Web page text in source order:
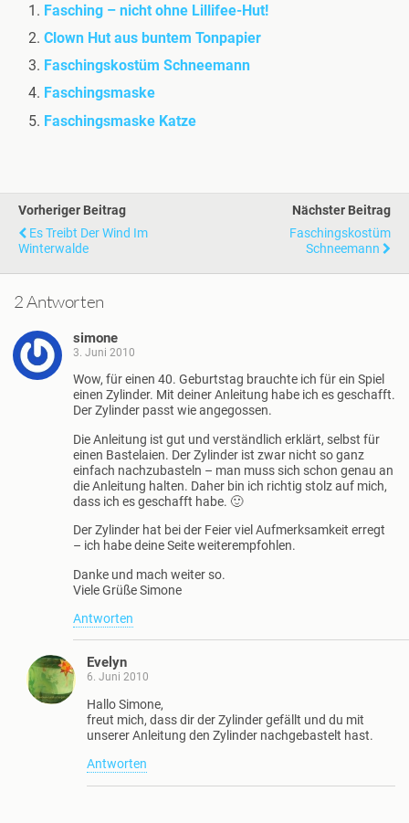
Fasching – nicht ohne Lillifee-Hut!
Clown Hut aus buntem Tonpapier
Faschingskostüm Schneemann
Faschingsmaske
Faschingsmaske Katze
Vorheriger Beitrag
Es Treibt Der Wind Im
Winterwalde
Nächster Beitrag
Faschingskostüm
Schneemann
2 Antworten
simone
3. Juni 2010
Wow, für einen 40. Geburtstag brauchte ich für ein Spiel
einen Zylinder. Mit deiner Anleitung habe ich es geschafft.
Der Zylinder passt wie angegossen.
Die Anleitung ist gut und verständlich erklärt, selbst für
einen Bastelaien. Der Zylinder ist zwar nicht so ganz
einfach nachzubasteln – man muss sich schon genau an
die Anleitung halten. Daher bin ich richtig stolz auf mich,
dass ich es geschafft habe. 🙂
Der Zylinder hat bei der Feier viel Aufmerksamkeit erregt
– ich habe deine Seite weiterempfohlen.
Danke und mach weiter so.
Viele Grüße Simone
Antworten
Evelyn
6. Juni 2010
Hallo Simone,
freut mich, dass dir der Zylinder gefällt und du mit
unserer Anleitung den Zylinder nachgebastelt hast.
Antworten